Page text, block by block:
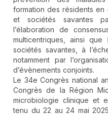
formation des résidents
et sociétés savantes
l’élaboration de
multicentriques, ainsi que
sociétés savantes, à
notamment par
d’évènements conjoints.
Le 34e Congrès national
Congrès de la Région
microbiologie clinique et
tenu du 22 au 24 mai